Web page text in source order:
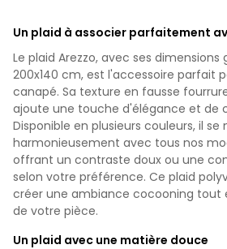
Un plaid à associer parfaitement
Le plaid Arezzo, avec ses dimensions
200x140 cm, est l'accessoire parfait
canapé. Sa texture en fausse
ajoute une touche d'élégance et de
Disponible en plusieurs couleurs, il se
harmonieusement avec tous nos
offrant un contraste doux ou une
selon votre préférence. Ce plaid
créer une ambiance cocooning tout
de votre pièce.
Un plaid avec une matière douce